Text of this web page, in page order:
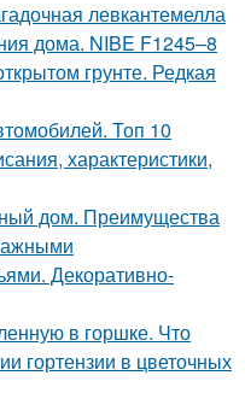
левкантемелла
дома. NIBE F1245–8
грунте. Редкая
Топ 10
характеристики,
дом. Преимущества
Декоративно-
в горшке. Что
гортензии в цветочных